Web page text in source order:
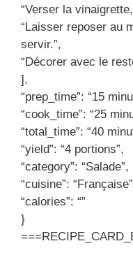
“Verser la
“Laisser reposer au
servir.”,
“Décorer avec le
],
“prep_time”: “15
“cook_time”: “25
“total_time”: “40
“yield”: “4 portions”,
“category”: “Salade”,
“cuisine”:
“calories”: “”
}